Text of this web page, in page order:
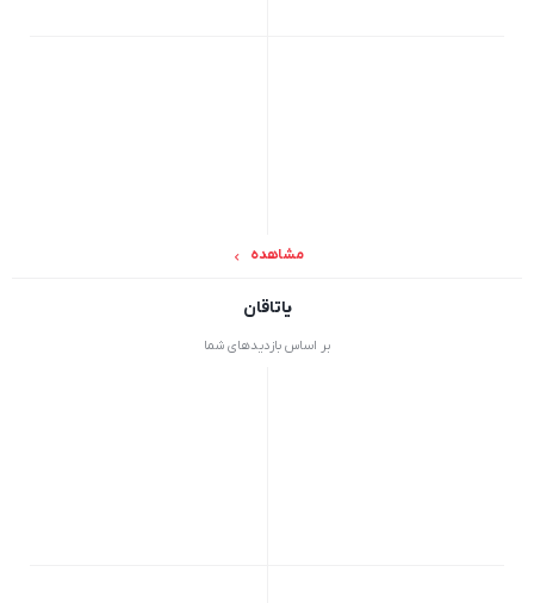
مشاهده
یاتاقان
بر اساس بازدیدهای شما